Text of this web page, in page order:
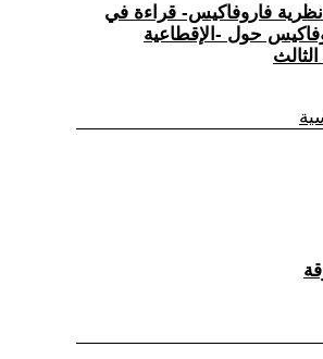
نظرية فاروفاكيس- قراءة في
حول -الإقطاعية